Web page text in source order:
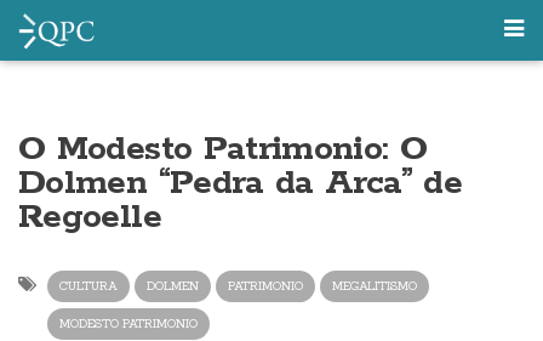
O Modesto Patrimonio: O
Dolmen “Pedra da Arca” de
Regoelle
CULTURA DOLMEN PATRIMONIO MEGALITISMO
MODESTO PATRIMONIO